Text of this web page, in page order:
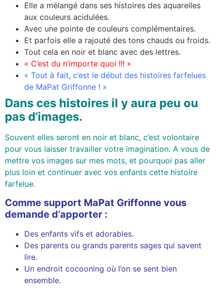
Elle a mélangé dans ses histoires des aquarelles
aux couleurs acidulées.
Avec une pointe de couleurs complémentaires.
Et parfois elle a rajouté des tons chauds ou froids.
Tout cela en noir et blanc avec des lettres.
« C’est du n’importe quoi !!! »
« Tout à fait, c’est le début des histoires farfelues
de MaPat Griffonne ! »
Dans ces histoires il y aura peu ou
pas d’images.
Souvent elles seront en noir et blanc, c’est volontaire
pour vous laisser travailler votre imagination. A vous de
mettre vos images sur mes mots, et pourquoi pas aller
plus loin et continuer avec vos enfants cette histoire
farfelue.
Comme support MaPat Griffonne vous
demande d’apporter :
Des enfants vifs et adorables.
Des parents ou grands parents sages qui savent
lire.
Un endroit cocooning où l’on se sent bien
ensemble.